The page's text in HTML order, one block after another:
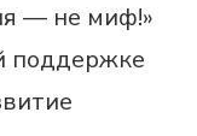
— не миф!»
поддержке